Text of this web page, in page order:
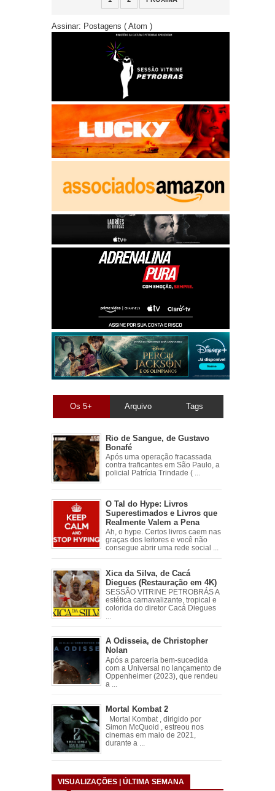
Assinar: Postagens ( Atom )
Os 5+ Arquivo Tags
Rio de Sangue, de Gustavo
Bonafé
Após uma operação fracassada
contra traficantes em São Paulo, a
policial Patrícia Trindade ( ...
O Tal do Hype: Livros
Superestimados e Livros que
Realmente Valem a Pena
Ah, o hype. Certos livros caem nas
graças dos leitores e você não
consegue abrir uma rede social ...
Xica da Silva, de Cacá
Diegues (Restauração em 4K)
SESSÃO VITRINE PETROBRÁS A
estética carnavalizante, tropical e
colorida do diretor Cacá Diegues
A Odisseia, de Christopher
Nolan
Após a parceria bem-sucedida
com a Universal no lançamento de
Oppenheimer (2023), que rendeu
a ...
Mortal Kombat 2
Mortal Kombat , dirigido por
Simon McQuoid , estreou nos
cinemas em maio de 2021,
durante a ...
VISUALIZAÇÕES | ÚLTIMA SEMANA